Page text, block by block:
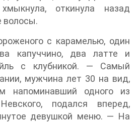
откинула назад
волосы.
с карамелью, один
капуччино, два латте и
с клубникой. — Самый
мужчина лет 30 на вид,
напоминавший одного из
подался вперед,
девушкой меню. — На